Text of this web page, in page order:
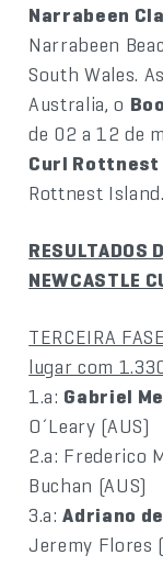
Narrabeen
Narrabeen
South Wales.
Australia, o
de 02 a 12 de
Curl Rottnest
Rottnest Island.
RESULTADOS
NEWCASTLE
TERCEIRA
lugar com
1.a: Gabriel
O´Leary (AUS)
2.a: Frederico
Buchan (AUS)
3.a:Adriano
Jeremy Flores